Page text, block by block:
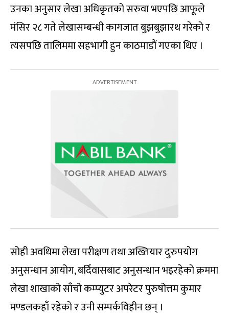
उनका अनुसार लेखा अधिकृतको सरुवा भएपछि आफूले
मंसिर २८ गते लेखासम्बन्धी कागजात बुझबुझारथ गरेको र
त्यसपछि तालिममा सहभागी हुन काठमाडौं गएका थिए ।
सोही अवधिमा लेखा परीक्षण तथा अख्तियार दुरुपयोग
अनुसन्धान आयोग, बर्दिवासबाट अनुसन्धान भइरहेको क्रममा
लेखा शाखाको साँचो कम्प्युटर अपरेटर पुरुषोत्तम कुमार
मण्डलकहाँ रहेको र उनी सम्पर्कविहीन छन् ।